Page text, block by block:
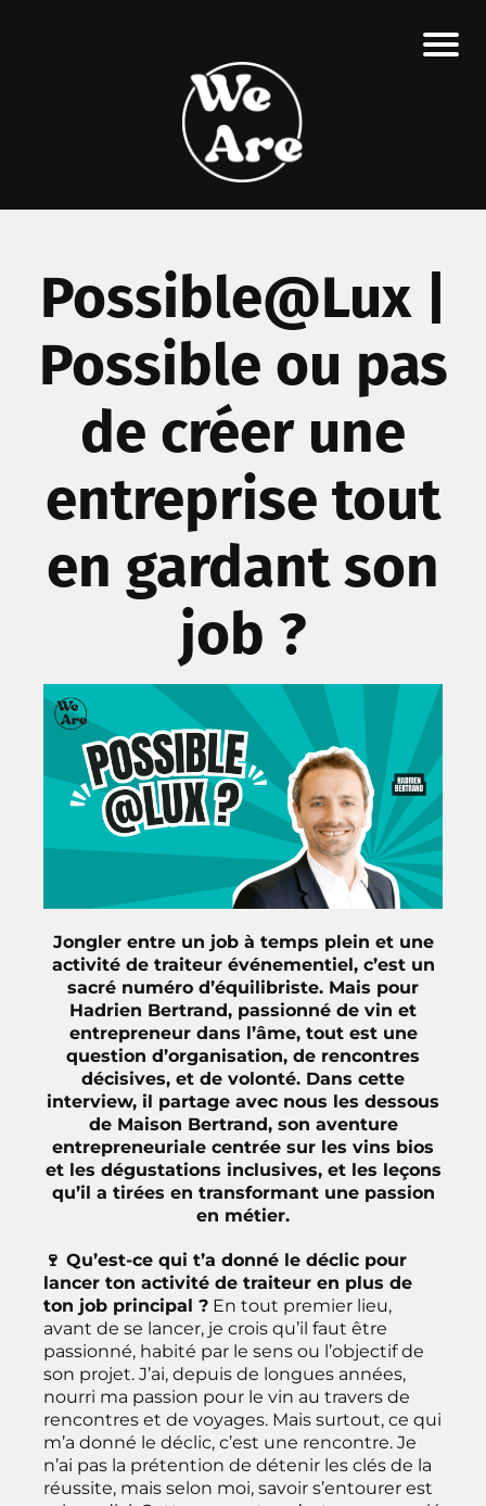
Possible@Lux |
Possible ou pas
de créer une
entreprise tout
en gardant son
job ?
Jongler entre un job à temps plein et une
activité de traiteur événementiel, c’est un
sacré numéro d’équilibriste. Mais pour
Hadrien Bertrand, passionné de vin et
entrepreneur dans l’âme, tout est une
question d’organisation, de rencontres
décisives, et de volonté. Dans cette
interview, il partage avec nous les dessous
de Maison Bertrand, son aventure
entrepreneuriale centrée sur les vins bios
et les dégustations inclusives, et les leçons
qu’il a tirées en transformant une passion
en métier.
🍷 Qu’est-ce qui t’a donné le déclic pour
lancer ton activité de traiteur en plus de
ton job principal ? En tout premier lieu,
avant de se lancer, je crois qu’il faut être
passionné, habité par le sens ou l’objectif de
son projet. J’ai, depuis de longues années,
nourri ma passion pour le vin au travers de
rencontres et de voyages. Mais surtout, ce qui
m’a donné le déclic, c’est une rencontre. Je
n’ai pas la prétention de détenir les clés de la
réussite, mais selon moi, savoir s’entourer est